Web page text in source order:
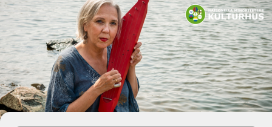
Om SV
Starta studiecirkel
Cirkelledare
Nyheter